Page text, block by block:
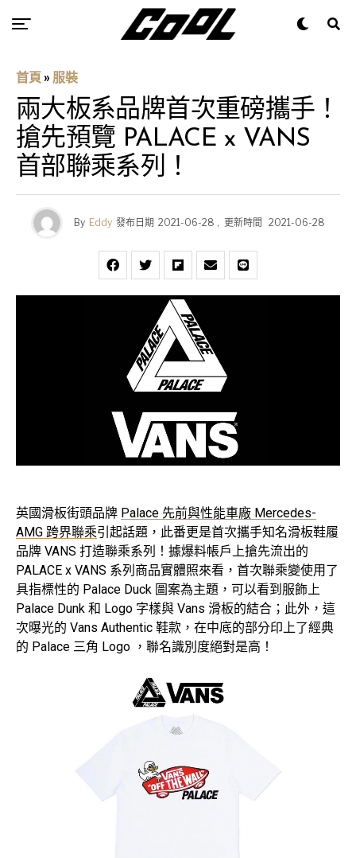
首頁 » 服裝
兩大板系品牌首次重磅攜手！
搶先預覽 PALACE x VANS
首部聯乘系列！
By Eddy 發布日期 2021-06-28 , 更新時間 2021-06-28
英國滑板街頭品牌 Palace 先前與性能車廠 Mercedes-
AMG 跨界聯乘引起話題，此番更是首次攜手知名滑板鞋履
品牌 VANS 打造聯乘系列！據爆料帳戶上搶先流出的
PALACE x VANS 系列商品實體照來看，首次聯乘變使用了
具指標性的 Palace Duck 圖案為主題，可以看到服飾上
Palace Dunk 和 Logo 字樣與 Vans 滑板的結合；此外，這
次曝光的 Vans Authentic 鞋款，在中底的部分印上了經典
的 Palace 三角 Logo ，聯名識別度絕對是高！